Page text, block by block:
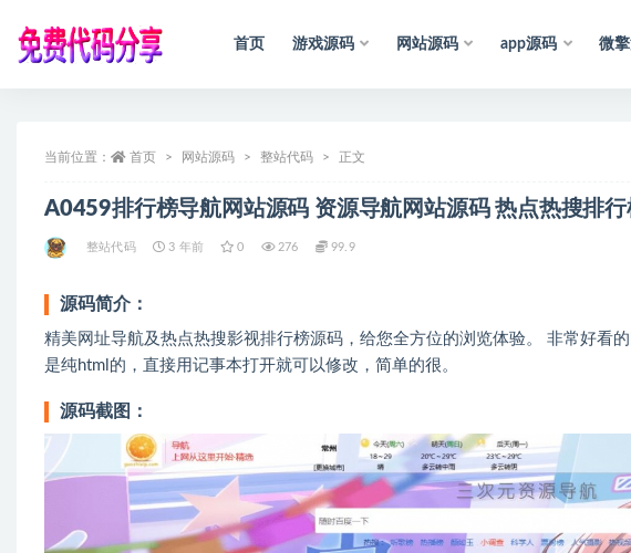
首页 游戏源码 网站源码 app源码 微
当前位置： 首页 网站源码 整站代码 正文
A0459排行榜导航网站源码 资源导航网站源码 热点热搜排
整站代码 3 年前 0 276 99.9
源码简介：
精美网址导航及热点热搜影视排行榜源码，给您全方位的浏览体验。 非常好看
是纯html的，直接用记事本打开就可以修改，简单的很。
源码截图：